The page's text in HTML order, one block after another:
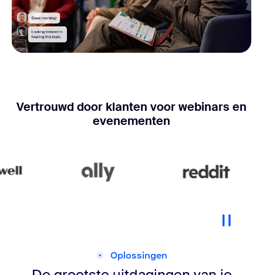
Vertrouwd door klanten voor webinars en
evenementen
Oplossingen